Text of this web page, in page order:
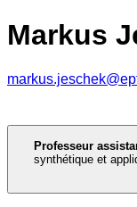
Markus
Professeur
synthétique et